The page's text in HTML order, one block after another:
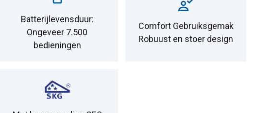
Batterijlevensduur:
Ongeveer 7.500
bedieningen
Comfort Gebruiksgemak
Robuust en stoer design